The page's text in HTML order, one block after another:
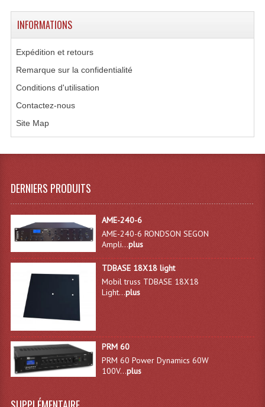
Consoles Amplifiées
Laser Multi-Points
Lasers D'extérieur Multi-Points
Effets Lumineux À Leds
Effets Lumineux, Centre De Piste
Effets Lumineux, Effets Disco
Chenillards Modulateurs
Consoles Éclairage DMX
INFORMATIONS
Expédition et retours
Remarque sur la confidentialité
Conditions d'utilisation
Contactez-nous
Site Map
DERNIERS PRODUITS
AME-240-6
AME-240-6 RONDSON SEGON
Ampli...plus
TDBASE 18X18 light
Mobil truss TDBASE 18X18
Light...plus
PRM 60
PRM 60 Power Dynamics 60W
100V...plus